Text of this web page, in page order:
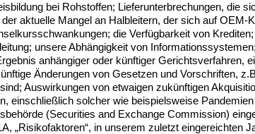
bei Rohstoffen; Lieferunterbrechungen, die
aktuelle Mangel an Halbleitern, der sich auf OEM-
die Verfügbarkeit von
unsere Abhängigkeit von
anhängiger oder künftiger Gerichtsverfahren,
Änderungen von Gesetzen und Vorschriften,
Auswirkungen von etwaigen zukünftigen
einschließlich solcher wie beispielsweise
(Securities and Exchange Commission)
„Risikofaktoren“, in unserem zuletzt eingereichten